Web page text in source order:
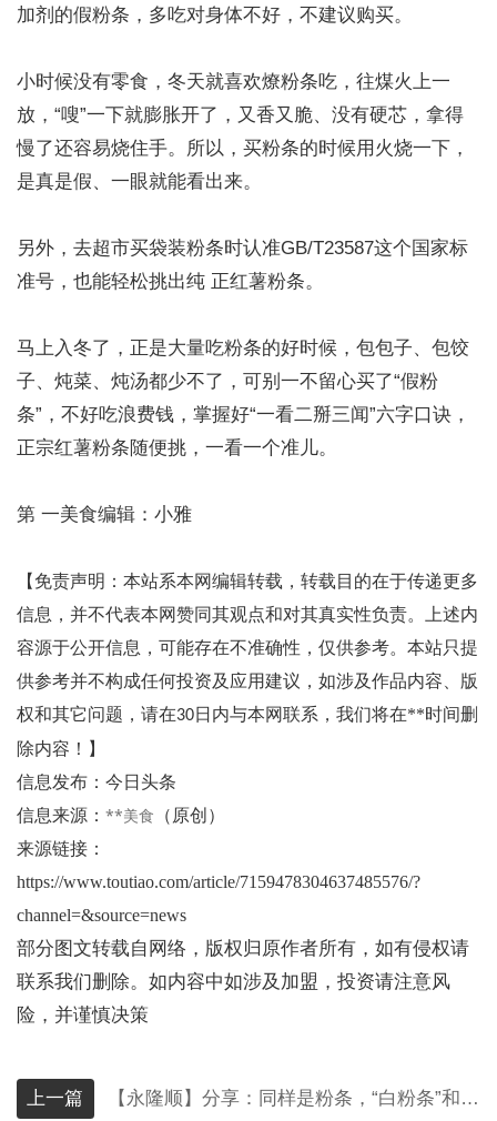
加剂的假粉条，多吃对身体不好，不建议购买。
小时候没有零食，冬天就喜欢燎粉条吃，往煤火上一
放，“嗖”一下就膨胀开了，又香又脆、没有硬芯，拿得
慢了还容易烧住手。所以，买粉条的时候用火烧一下，
是真是假、一眼就能看出来。
另外，去超市买袋装粉条时认准GB/T23587这个国家标
准号，也能轻松挑出纯 正红薯粉条。
马上入冬了，正是大量吃粉条的好时候，包包子、包饺
子、炖菜、炖汤都少不了，可别一不留心买了“假粉
条”，不好吃浪费钱，掌握好“一看二掰三闻”六字口诀，
正宗红薯粉条随便挑，一看一个准儿。
第 一美食编辑：小雅
【免责声明：本站系本网编辑转载，转载目的在于传递更多
信息，并不代表本网赞同其观点和对其真实性负责。
上述内
容源于公开信息，可能存在不准确性，仅供参考。 本站只提
供参考并不构成任何投资及应用建议，如涉及作品内容、版
权和其它问题，请在30日内与本网联系，我们将在**时间删
除内容！】
信息发布：今日头条
信息来源： **美食 （原创）
来源链接：
https://www.toutiao.com/article/7159478304637485576/?
channel=&source=news
部分图文转载自网络，版权归原作者所有，如有侵权请
联系我们删除。如内容中如涉及加盟，投资请注意风
险，并谨慎决策
上一篇 【永隆顺】分享：同样是粉条，“白粉条”和“黑粉条”有啥区别？知道后别再乱买了